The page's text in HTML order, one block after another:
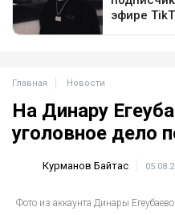
Главная Новости
На Динару
уголовное дело
Курманов Байтас
Фото из аккаунта Динары